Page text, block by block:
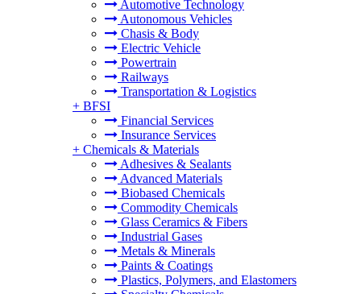
Automotive Technology
Autonomous Vehicles
Chasis & Body
Electric Vehicle
Powertrain
Railways
Transportation & Logistics
+ BFSI
Financial Services
Insurance Services
+ Chemicals & Materials
Adhesives & Sealants
Advanced Materials
Biobased Chemicals
Commodity Chemicals
Glass Ceramics & Fibers
Industrial Gases
Metals & Minerals
Paints & Coatings
Plastics, Polymers, and Elastomers